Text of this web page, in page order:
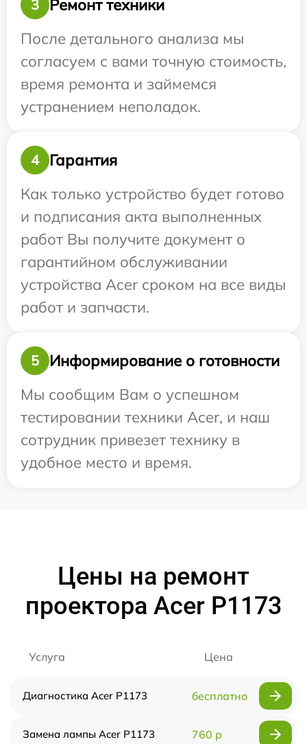
3
Ремонт техники
После детального анализа мы
согласуем с вами точную стоимость,
время ремонта и займемся
устранением неполадок.
4
Гарантия
Как только устройство будет готово
и подписания акта выполненных
работ Вы получите документ о
гарантийном обслуживании
устройства Acer сроком на все виды
работ и запчасти.
5
Информирование о готовности
Мы сообщим Вам о успешном
тестировании техники Acer, и наш
сотрудник привезет технику в
удобное место и время.
Цены на ремонт
проектора Acer P1173
Услуга Цена
Диагностика Acer P1173 бесплатно
Замена лампы Acer P1173 760 р